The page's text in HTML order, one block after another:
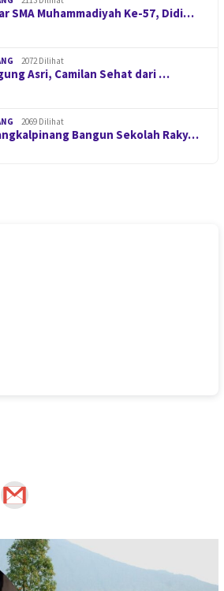
SMA Muhammadiyah Ke-57, Didi…
2072 Dilihat
Asri, Camilan Sehat dari …
2069 Dilihat
Bangun Sekolah Raky…